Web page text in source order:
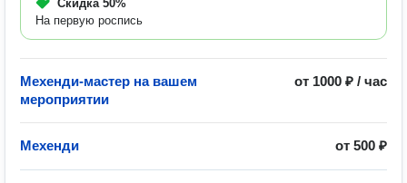
Скидка 50%
На первую роспись
Мехенди-мастер на вашем
мероприятии
от 1000 ₽ / час
Мехенди от 500 ₽